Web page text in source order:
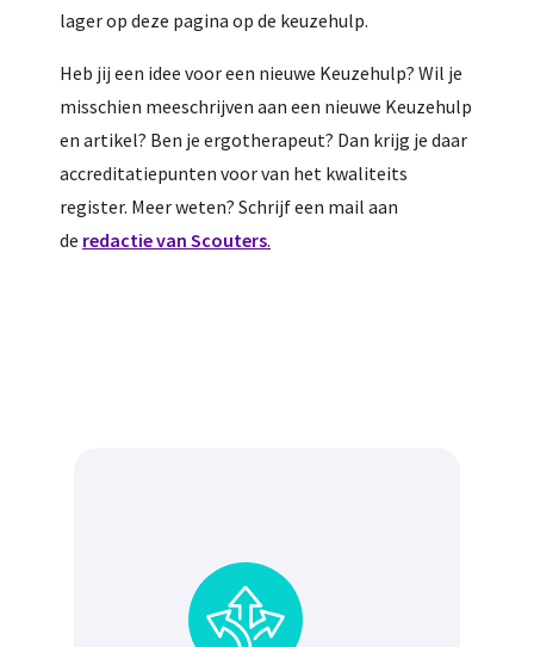
lager op deze pagina op de keuzehulp.
Heb jij een idee voor een nieuwe Keuzehulp? Wil je
misschien meeschrijven aan een nieuwe Keuzehulp
en artikel? Ben je ergotherapeut? Dan krijg je daar
accreditatiepunten voor van het kwaliteits
register. Meer weten? Schrijf een mail aan
de redactie van Scouters.